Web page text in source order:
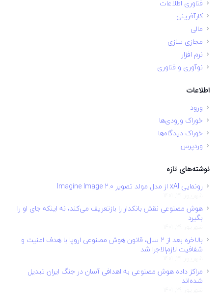
فناوری اطلاعات
کارآفرینی
مالی
مجازی سازی
نرم افزار
نوآوری و فناوری
اطلاعات
ورود
خوراک ورودی‌ها
خوراک دیدگاه‌ها
وردپرس
نوشته‌های تازه
رونمایی xAI از مدل مولد تصویر Imagine Image 2.0
هوش مصنوعی نقش بانکدار را بازتعریف می‌کند، نه اینکه جای او را
بگیرد
بالاخره بعد از ۲ سال، قانون هوش مصنوعی اروپا با هدف امنیت و
شفافیت لازم‌الاجرا شد
مراکز داده هوش مصنوعی به اهدافی آسان در جنگ ایران تبدیل
شده‌اند